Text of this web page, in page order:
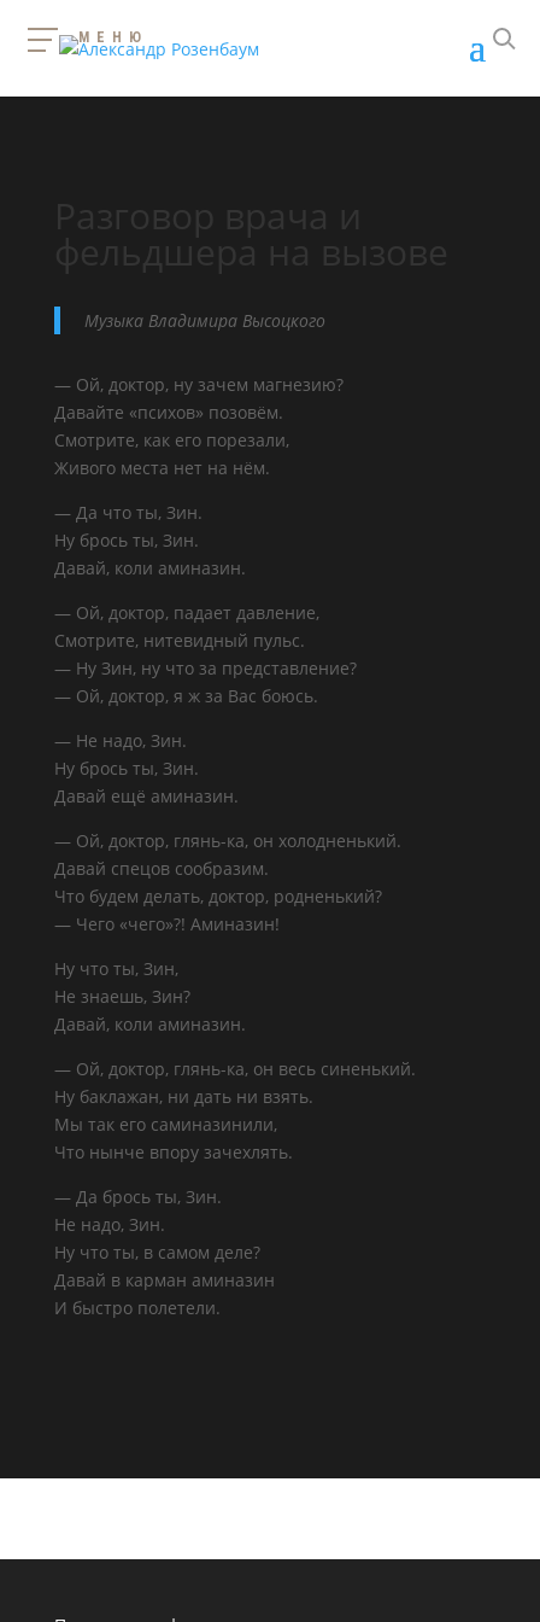
Разговор врача и
фельдшера на вызове
Музыка Владимира Высоцкого
— Ой, доктор, ну зачем магнезию?
Давайте «психов» позовём.
Смотрите, как его порезали,
Живого места нет на нём.
— Да что ты, Зин.
Ну брось ты, Зин.
Давай, коли аминазин.
— Ой, доктор, падает давление,
Смотрите, нитевидный пульс.
— Ну Зин, ну что за представление?
— Ой, доктор, я ж за Вас боюсь.
— Не надо, Зин.
Ну брось ты, Зин.
Давай ещё аминазин.
— Ой, доктор, глянь-ка, он холодненький.
Давай спецов сообразим.
Что будем делать, доктор, родненький?
— Чего «чего»?! Аминазин!
Ну что ты, Зин,
Не знаешь, Зин?
Давай, коли аминазин.
— Ой, доктор, глянь-ка, он весь синенький.
Ну баклажан, ни дать ни взять.
Мы так его саминазинили,
Что нынче впору зачехлять.
— Да брось ты, Зин.
Не надо, Зин.
Ну что ты, в самом деле?
Давай в карман аминазин
И быстро полетели.
МЕНЮ